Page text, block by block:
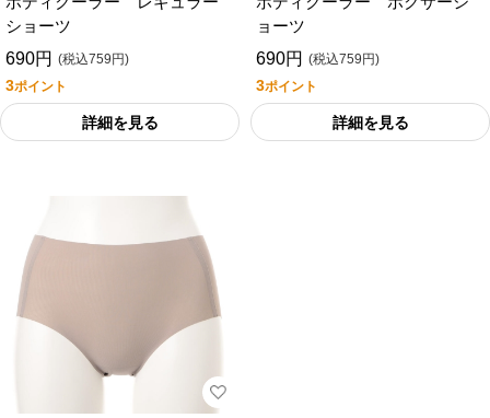
ショーツ
690円 (税込759円)
3ポイント
詳細を見る
ョーツ
690円 (税込759円)
3ポイント
詳細を見る